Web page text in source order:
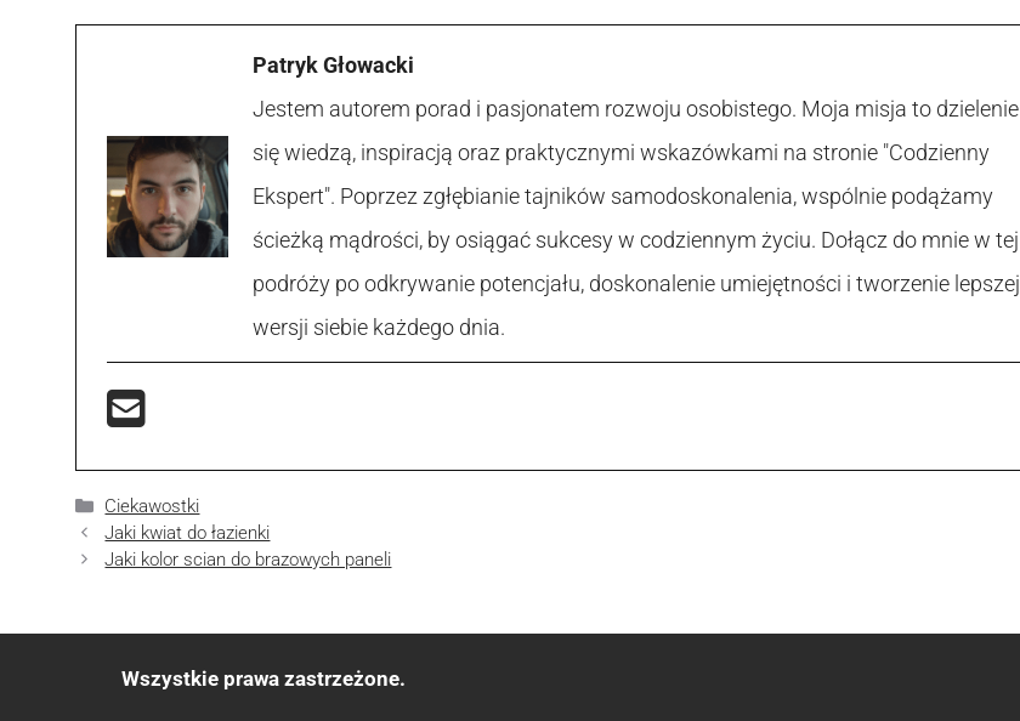
Patryk Głowacki
Jestem autorem porad i pasjonatem rozwoju osobistego. Moja misja to dzielenie
się wiedzą, inspiracją oraz praktycznymi wskazówkami na stronie "Codzienny
Ekspert". Poprzez zgłębianie tajników samodoskonalenia, wspólnie podążamy
ścieżką mądrości, by osiągać sukcesy w codziennym życiu. Dołącz do mnie w tej
podróży po odkrywanie potencjału, doskonalenie umiejętności i tworzenie lepszej
wersji siebie każdego dnia.
Kategorie
Ciekawostki
Jaki kwiat do łazienki
Jaki kolor scian do brazowych paneli
Wszystkie prawa zastrzeżone.